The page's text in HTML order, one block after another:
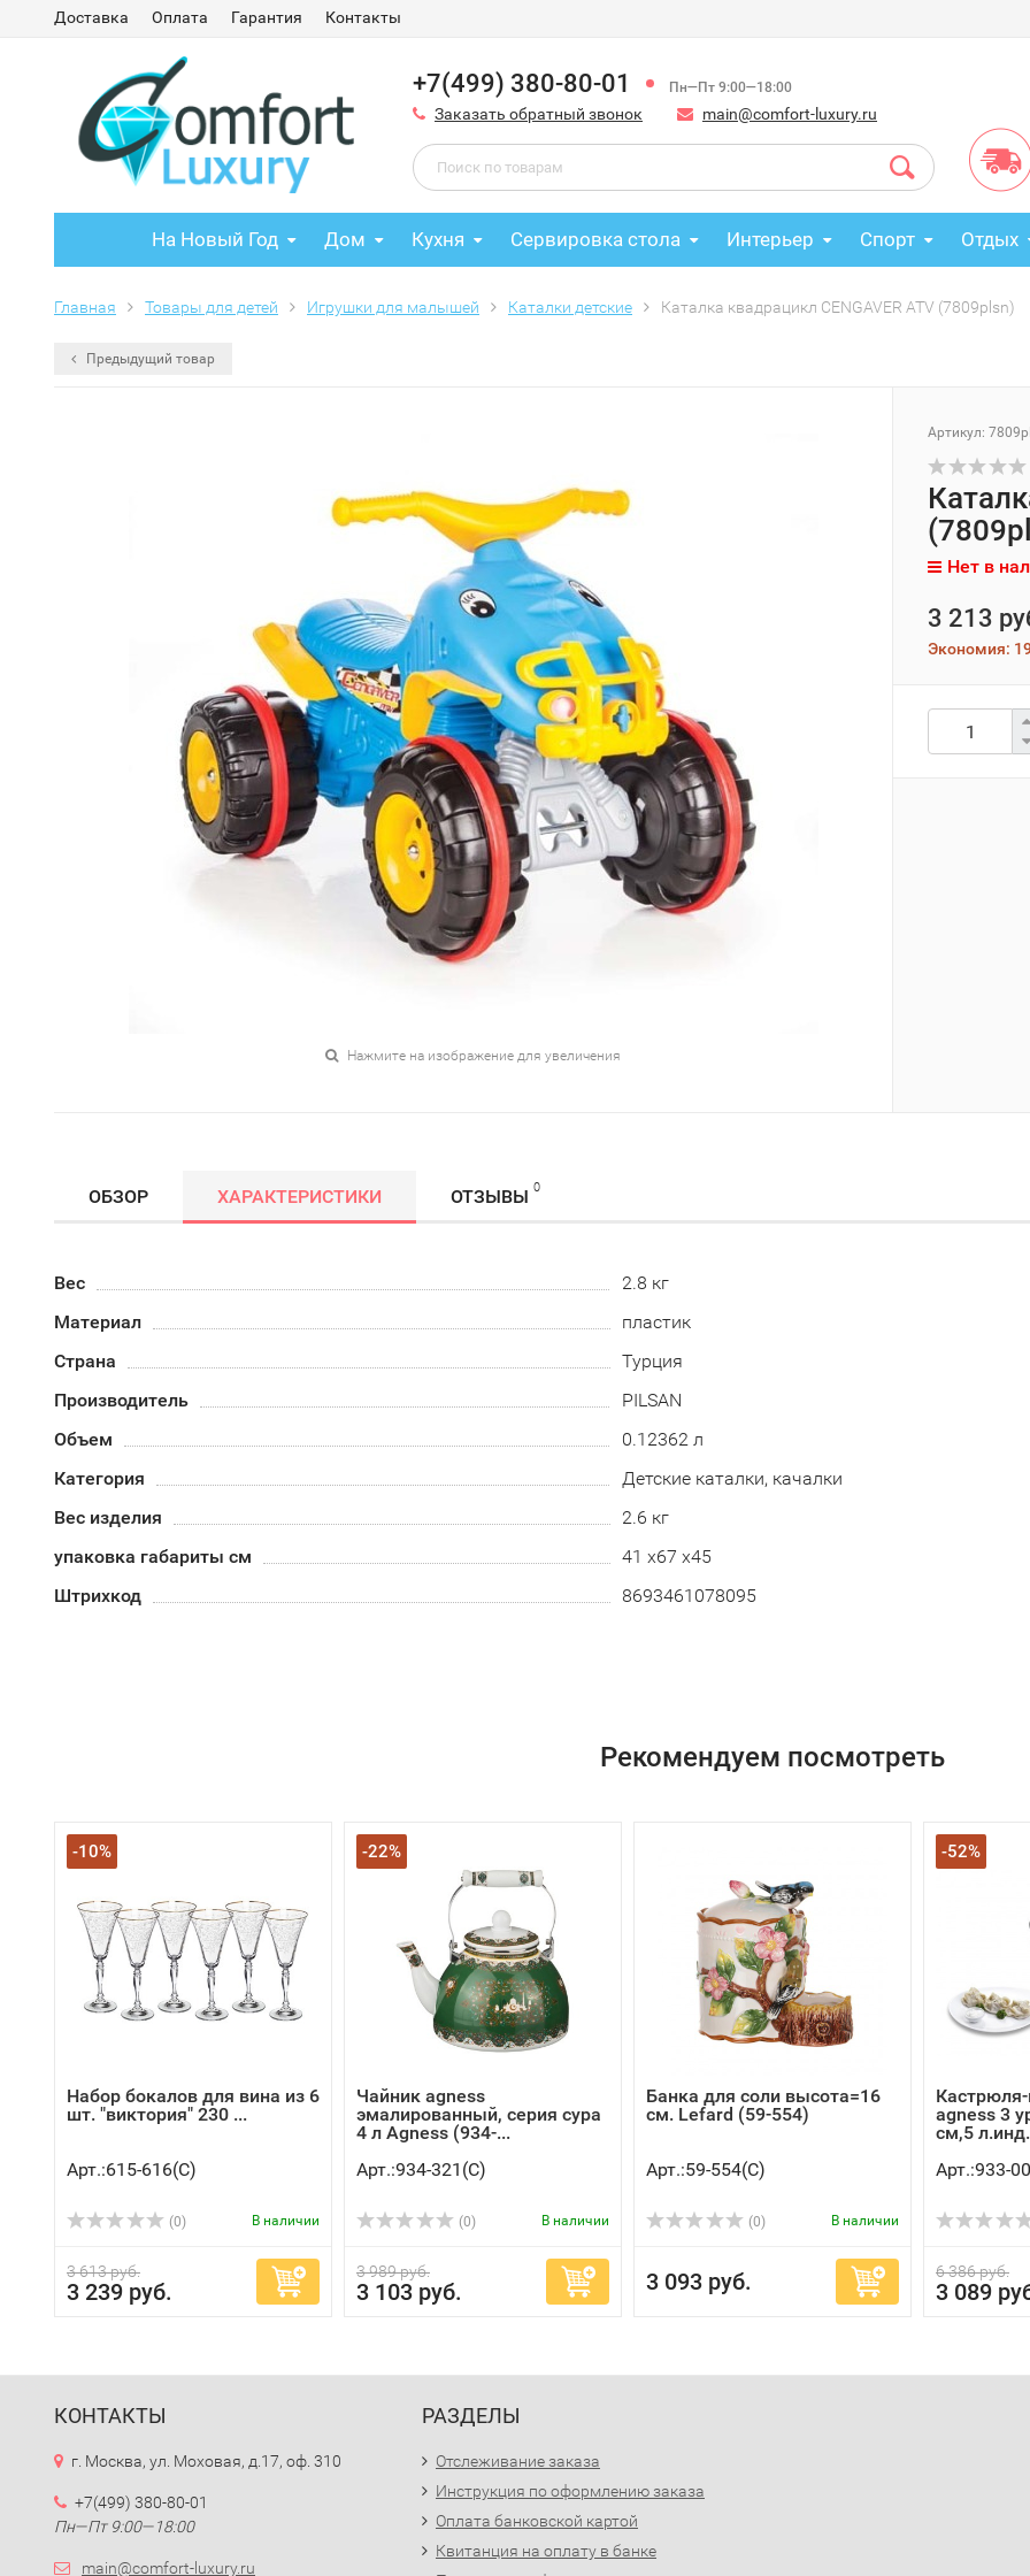
Доставка Оплата Гарантия Контакты
+7(499) 380-80-01 Пн—Пт 9:00—18:00
Заказать обратный звонок main@comfort-luxury.ru
На Новый Год Дом Кухня Сервировка стола Интерьер Спорт Отдых
Главная Товары для детей Игрушки для малышей Каталки детские Каталка квадрацикл CENGAVER ATV (7809plsn)
Предыдущий товар
Нажмите на изображение для увеличения
Артикул:
Нет в
3 213
Экономия:
ОБЗОР ХАРАКТЕРИСТИКИ ОТЗЫВЫ 0
Вес
2.8 кг
Материал
пластик
Страна
Турция
Производитель
PILSAN
Объем
0.12362 л
Категория
Детские каталки, качалки
Вес изделия
2.6 кг
упаковка габариты см
41 х67 х45
Штрихкод
8693461078095
Рекомендуем посмотреть
-10%
Набор бокалов для вина из 6
шт. "виктория" 230 ...
Арт.:615-616(C)
(0) В наличии
3 613 руб.
3 239 руб.
-22%
Чайник agness
эмалированный, серия сура
4 л Agness (934-...
Арт.:934-321(C)
(0) В наличии
3 989 руб.
3 103 руб.
Банка для соли высота=16
см. Lefard (59-554)
Арт.:59-554(C)
(0) В наличии
3 093 руб.
-52%
agness 3
см,5
Арт.:933-
6 386 руб.
3 089
КОНТАКТЫ
г. Москва, ул. Моховая, д.17, оф. 310
+7(499) 380-80-01
Пн—Пт 9:00—18:00
main@comfort-luxury.ru
РАЗДЕЛЫ
Отслеживание заказа
Инструкция по оформлению заказа
Оплата банковской картой
Квитанция на оплату в банке